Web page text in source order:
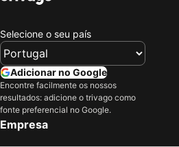
Selecione o seu país
Adicionar no Google
Encontre facilmente os nossos
resultados: adicione o trivago como
fonte preferencial no Google.
Empresa